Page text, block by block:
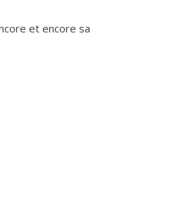
et encore sa